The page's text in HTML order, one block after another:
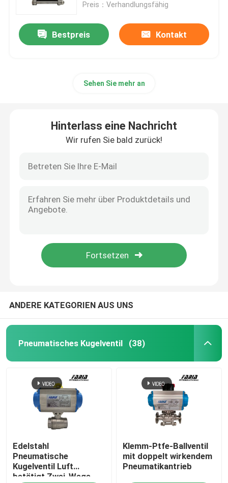
Zu Hause
Produkte
Videos
Preis：Verhandlungsfähig
Bestpreis Kontakt
Sehen Sie mehr an
Hinterlass eine Nachricht
Wir rufen Sie bald zurück!
ANDERE KATEGORIEN AUS UNS
Pneumatisches Kugelventil (38)
Edelstahl
Pneumatische
Kugelventil Luft
betätigt Zwei-Wege-
Klemm-Ptfe-Ballventil
mit doppelt wirkendem
Pneumatikantrieb